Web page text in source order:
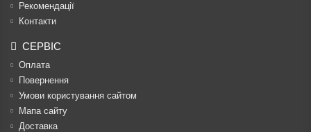
Рекомендації
Контакти
СЕРВІС
Оплата
Повернення
Умови користування сайтом
Мапа сайту
Доставка